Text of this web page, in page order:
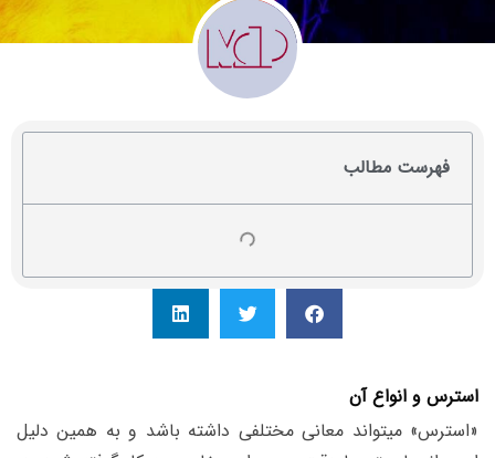
فهرست مطالب
استرس و انواع آن
«استرس» میتواند معانی مختلفی داشته باشد و به همین دلیل